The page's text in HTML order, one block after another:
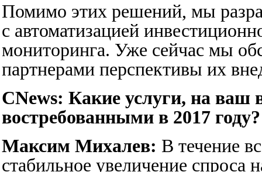
Помимо этих решений, мы
с автоматизацией
мониторинга. Уже сейчас мы
партнерами перспективы их
CNews: Какие услуги, на ваш
востребованными в 2017 году?
Максим Михалев: В течение
стабильное увеличение спроса